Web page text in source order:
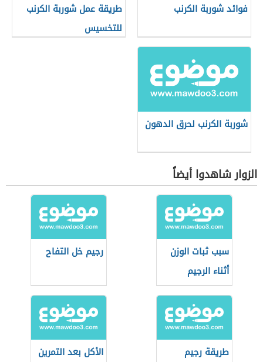
فوائد شوربة الكرنب
طريقة عمل شوربة الكرنب
للتخسيس
شوربة الكرنب لحرق الدهون
الزوار شاهدوا أيضاً
سبب ثبات الوزن
أثناء الرجيم
رجيم خل التفاح
طريقة رجيم
الأكل بعد التمرين